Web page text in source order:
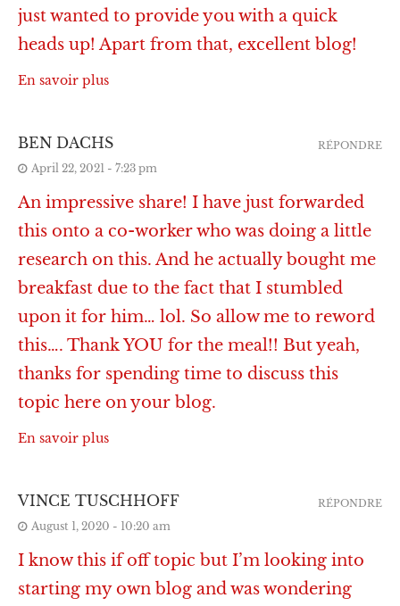
just wanted to provide you with a quick
heads up! Apart from that, excellent blog!
En savoir plus
BEN DACHS
April 22, 2021 - 7:23 pm
An impressive share! I have just forwarded
this onto a co-worker who was doing a little
research on this. And he actually bought me
breakfast due to the fact that I stumbled
upon it for him… lol. So allow me to reword
this…. Thank YOU for the meal!! But yeah,
thanks for spending time to discuss this
topic here on your blog.
En savoir plus
RÉPONDRE
VINCE TUSCHHOFF
August 1, 2020 - 10:20 am
I know this if off topic but I’m looking into
starting my own blog and was wondering
RÉPONDRE